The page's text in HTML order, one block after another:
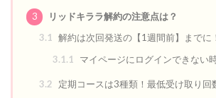
3
リッドキララ解約の注意点は？
3.1 解約は次回発送の【1週間前】までに！
3.1.1
マイページにログインできない
3.2 定期コースは3種類！最低受け取り回